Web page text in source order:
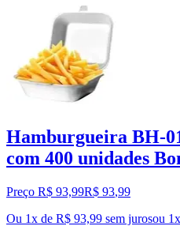
Hamburgueira BH-
com 400 unidades
Preço R$ 93,99R$ 93,99
Ou 1x de R$ 93,99 sem jurosou 1